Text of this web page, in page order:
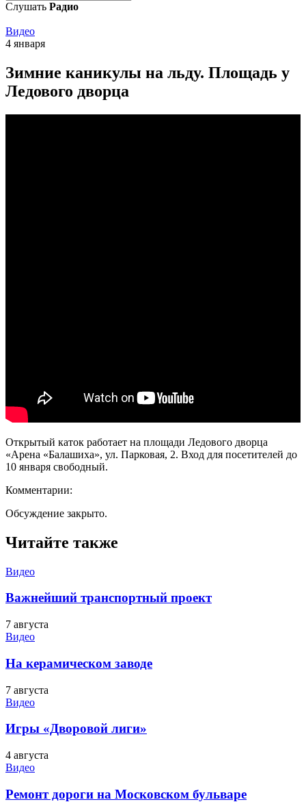
Слушать Радио
Видео
4 января
Зимние каникулы на льду. Площадь у
Ледового дворца
Открытый каток работает на площади Ледового дворца
«Арена «Балашиха», ул. Парковая, 2. Вход для посетителей до
10 января свободный.
Комментарии:
Обсуждение закрыто.
Читайте также
Видео
Важнейший транспортный проект
7 августа
Видео
На керамическом заводе
7 августа
Видео
Игры «Дворовой лиги»
4 августа
Видео
Ремонт дороги на Московском бульваре